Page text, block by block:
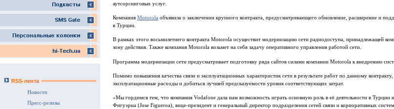
RSS-лента
Новости
Пресс-релизы
аутсорсинговых услуг.
Компания Motorola объявила о заключении крупного контракта, предусматривающего обновление, расширение и
в Турции.
В рамках этого восьмилетнего контракта Motorola осуществит модернизацию сети радиодоступа, принадлежащей
зону действия. Также компания Motorola возьмет на себя задачу оперативного управления работой сети.
Программа модернизации сети предусматривает подготовку ряда сайтов силами компании Motorola к внедрению
Помимо повышения качества связи и эксплуатационных характеристик сети в результате работ по данному
эксплуатационные расходы и добиться лучшей предсказуемости уровня соответствующих затрат.
«Мы гордимся тем, что компания Vodafone дала нам возможность играть основную роль в её деятельности в
Фигуэрна (Jose Figueroa), вице-президент и генеральный директор подразделения сетей связи и корпоративных